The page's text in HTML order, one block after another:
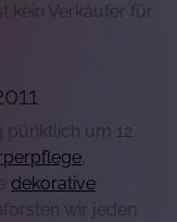
kein Verkäufer für
pünktlich um 12
,
dekorative
wir jeden